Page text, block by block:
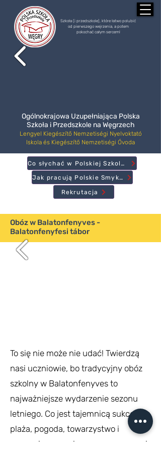
Szkoła (i przedszkole), które łatwo polubić
od pierwszego wejrzenia, a potem
pokochać całym sercem!
Ogólnokrajowa Uzupełniająca Polska
Szkoła i Przedszkole na Węgrzech
Lengyel Kiegészítő Nemzetiségi Nyelvoktató
Iskola és Kiegészítő Nemzetiségi Óvoda
Rekrutacja
Jak pracują Polskie Smyki?
Co słychać w Polskiej Szkole?
Obóz w Balatonfenyves -
Balatonfenyfesi tábor
To się nie może nie udać! Twierdzą
nasi uczniowie, bo tradycyjny obóz
szkolny w Balatonfenyves to
najważniejsze wydarzenie sezonu
letniego. Co jest tajemnicą sukcesu...
plaża, pogoda, towarzystwo i
sprawnie zorganizowane programy i